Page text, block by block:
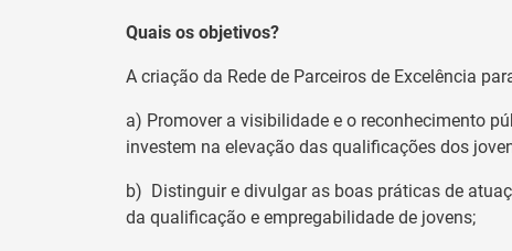
Quais os objetivos?
A criação da Rede de Parceiros de Excelência
a) Promover a visibilidade e o reconhecimento
investem na elevação das qualificações dos
b) Distinguir e divulgar as boas práticas de
da qualificação e empregabilidade de jovens;